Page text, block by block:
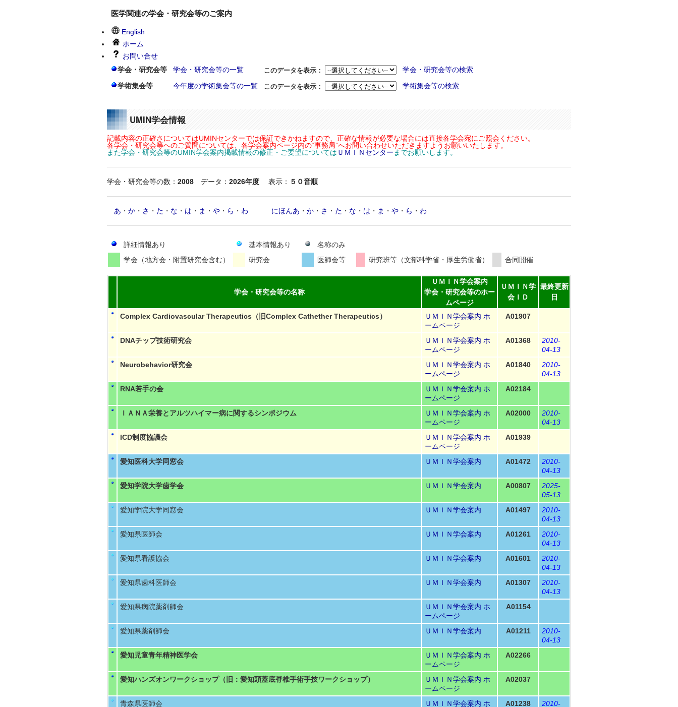
医学関連の学会・研究会等のご案内
English
ホーム
お問い合せ
学会・研究会等
学会・研究会等の一覧 このデータを表示：
学会・研究会等の検索
学術集会等
今年度の学術集会等の一覧 このデータを表示： 学術集会等の検索
UMIN学会情報
記載内容の正確さについてはUMINセンターでは保証できかねますので、正確な情報が必要な場合には直接各学会宛にご照会ください。
各学会・研究会等へのご質問については、各学会案内ページ内の“事務局”へお問い合わせいただきますようお願いいたします。
また学会・研究会等のUMIN学会案内掲載情報の修正・ご要望については ＵＭＩＮセンターまでお願いします。
学会・研究会等の数： 2008 データ： 2026年度 表示： ５０音順
あ ・ か ・ さ ・ た ・ な ・ は ・ ま ・ や ・ ら ・ わ にほんあ ・ か ・ さ ・ た ・ な ・ は ・ ま ・ や ・ ら ・ わ
詳細情報あり 基本情報あり
名称のみ
学会（地方会・附置研究会含む）
研究会 医師会等 研究班等（文部科学省・厚生労働省） 合同開催
学会・研究会等の名称
ＵＭＩＮ学会案内
学会・研究会等のホー
ムページ
ＵＭＩＮ学
会ＩＤ
最終更新
日
Complex Cardiovascular Therapeutics（旧Complex Cathether Therapeutics） ＵＭＩＮ学会案内 ホ
ームページ
A01907
DNAチップ技術研究会 ＵＭＩＮ学会案内 ホ
ームページ
A01368
2010-
04-13
Neurobehavior研究会
ＵＭＩＮ学会案内 ホ
ームページ
A01840
2010-
04-13
RNA若手の会
ＵＭＩＮ学会案内 ホ
ームページ
A02184
ＩＡＮＡ栄養とアルツハイマー病に関するシンポジウム ＵＭＩＮ学会案内 ホ
ームページ
A02000
2010-
04-13
ICD制度協議会
ＵＭＩＮ学会案内 ホ
ームページ
A01939
愛知医科大学同窓会 ＵＭＩＮ学会案内 A01472
2010-
04-13
愛知学院大学歯学会
ＵＭＩＮ学会案内 A00807
2025-
05-13
愛知学院大学同窓会
ＵＭＩＮ学会案内 A01497
2010-
04-13
愛知県医師会
ＵＭＩＮ学会案内 A01261
2010-
04-13
愛知県看護協会
ＵＭＩＮ学会案内 A01601
2010-
04-13
愛知県歯科医師会
ＵＭＩＮ学会案内 A01307
2010-
04-13
愛知県病院薬剤師会
ＵＭＩＮ学会案内 ホ
ームページ
A01154
愛知県薬剤師会 ＵＭＩＮ学会案内 A01211
2010-
04-13
愛知児童青年精神医学会
ＵＭＩＮ学会案内 ホ
ームページ
A02266
愛知ハンズオンワークショップ（旧：愛知頭蓋底脊椎手術手技ワークショップ） ＵＭＩＮ学会案内 ホ
ームページ
A02037
青森県医師会 ＵＭＩＮ学会案内 ホ
A01238
2010-